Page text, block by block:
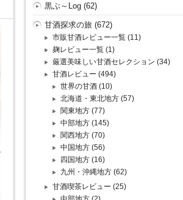
黒ぶ～Log (62)
甘酒探求の旅 (672)
市販甘酒レビュー一覧 (11)
麹レビュー一覧 (1)
厳選美味しい甘酒セレクション (34)
甘酒レビュー (494)
世界の甘酒 (10)
北海道・東北地方 (57)
関東地方 (77)
中部地方 (145)
関西地方 (70)
中国地方 (56)
四国地方 (16)
九州・沖縄地方 (62)
甘酒喫茶レビュー (25)